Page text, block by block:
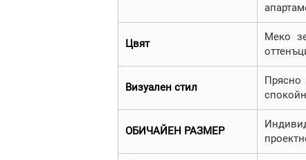
Цвят
Меко
Визуален стил
ОБИЧАЙЕН РАЗМЕР